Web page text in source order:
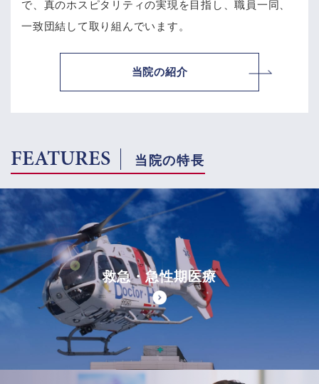
で、 真のホスピタリティの実現を目指し、職員一同、
一致団結して取り組んでいます。
当院の紹介
FEATURES 当院の特長
救急・急性期医療